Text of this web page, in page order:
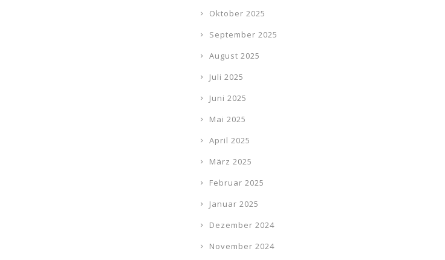
Oktober 2025
September 2025
August 2025
Juli 2025
Juni 2025
Mai 2025
April 2025
März 2025
Februar 2025
Januar 2025
Dezember 2024
November 2024